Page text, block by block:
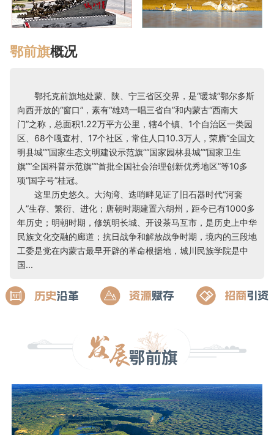
鄂前旗概况
鄂托克前旗地处蒙、陕、宁三省区交界，是“暖城”鄂尔多斯
向西开放的“窗口”，素有“雄鸡一唱三省白”和内蒙古“西南大
门”之称，总面积1.22万平方公里，辖4个镇、1个自治区一类园
区、68个嘎查村、17个社区，常住人口10.3万人，荣膺“全国文
明县城”“国家生态文明建设示范旗”“国家园林县城”“国家卫生
旗”“全国科普示范旗”“首批全国社会治理创新优秀地区”等10多
项“国字号”桂冠。
这里历史悠久。大沟湾、迭哨畔见证了旧石器时代“河套
人”生存、繁衍、进化；唐朝时期建置六胡州，距今已有1000多
年历史；明朝时期，修筑明长城、开设茶马互市，是历史上中华
民族文化交融的廊道；抗日战争和解放战争时期，境内的三段地
工委是党在内蒙古最早开辟的革命根据地，城川民族学院是中
国...